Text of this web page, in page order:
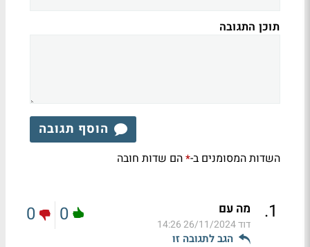
תוכן התגובה
הוסף תגובה
השדות המסומנים ב-*הם שדות חובה
1
. מה עם
דוד26/11/2024 14:26
הגב לתגובה זו
0
0